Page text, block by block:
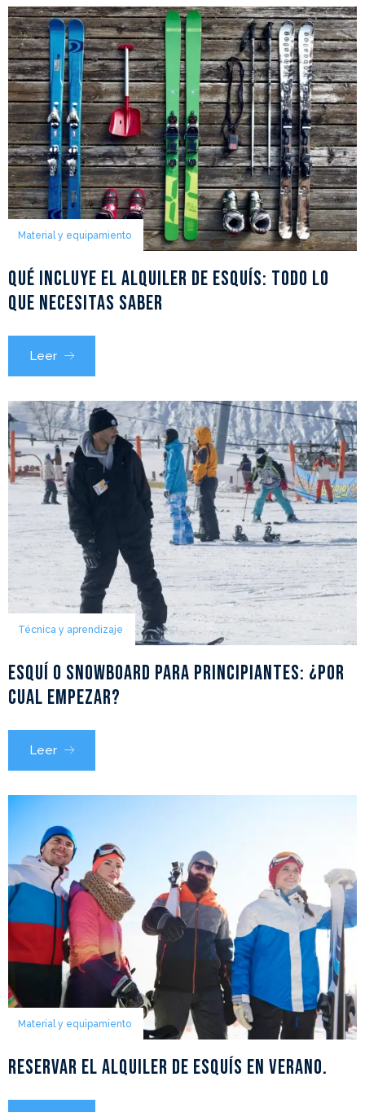
Material y equipamiento
Qué incluye el alquiler de esquís: todo lo
que necesitas saber
Leer
Técnica y aprendizaje
Esquí o snowboard para principiantes: ¿Por
cual empezar?
Leer
Material y equipamiento
Reservar el alquiler de esquís en verano.